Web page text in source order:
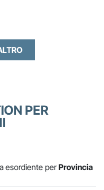
PER
esordiente perProvincia